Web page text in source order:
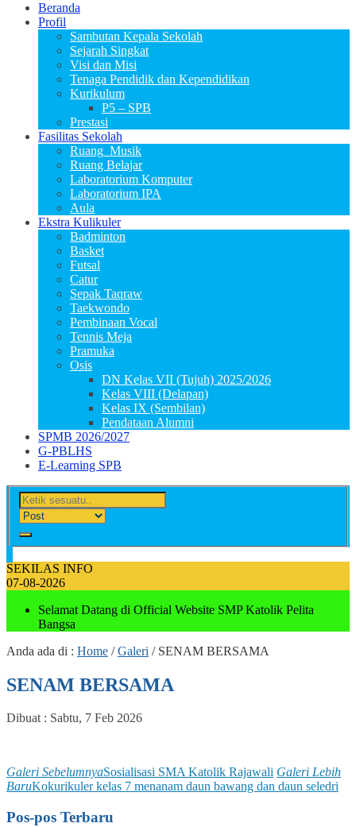
Beranda
Profil
Sambutan Kepala Sekolah
Sejarah Singkat
Visi dan Misi
Tenaga Pendidik dan Kependidikan
Kurikulum
P5 – SPB
Prestasi
Fasilitas Sekolah
Ruang_Musik
Ruang Belajar
Laboratorium Komputer
Laboratorium IPA
Aula
Ekstra Kulikuler
Badminton
Basket
Futsal
Catur
Sepak Taqraw
Taekwondo
Pembinaan Vocal
Tennis Meja
Pramuka
Osis
DN Kelas VII (Tujuh) 2025/2026
Kelas VIII (Delapan)
Kelas IX (Sembilan)
Pendataan Alumni
SPMB 2026/2027
G-PBLHS
E-Learning SPB
SEKILAS INFO
07-08-2026
Selamat Datang di Official Website SMP Katolik Pelita
Bangsa
Anda ada di : Home /Galeri / SENAM BERSAMA
SENAM BERSAMA
Dibuat : Sabtu, 7 Feb 2026
Galeri SebelumnyaSosialisasi SMA Katolik Rajawali Galeri Lebih
BaruKokurikuler kelas 7 menanam daun bawang dan daun seledri
Pos-pos Terbaru